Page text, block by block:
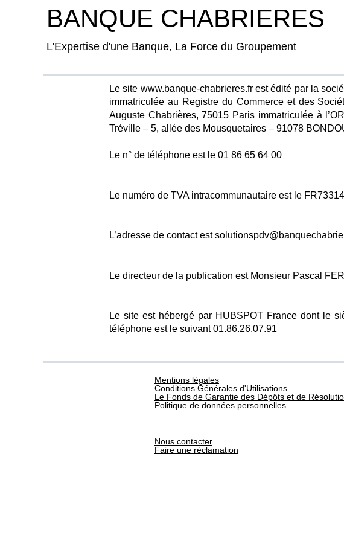
BANQUE CHABRIERES
L'Expertise d'une Banque, La Force du Groupement
Le site www.banque-chabrieres.fr est édité par la
immatriculée au Registre du Commerce et des
Auguste Chabrières, 75015 Paris immatriculée à
Tréville – 5, allée des Mousquetaires – 91078
Le n° de téléphone est le 01 86 65 64 00
Le numéro de TVA intracommunautaire est le
L’adresse de contact est
Le directeur de la publication est Monsieur Pascal
Le site est hébergé par HUBSPOT France dont le
téléphone est le suivant 01.86.26.07.91
Mentions légales
Conditions Générales d'Utilisations
Le Fonds de Garantie des Dépôts et de
Politique de données personnelles
Nous contacter
Faire une réclamation